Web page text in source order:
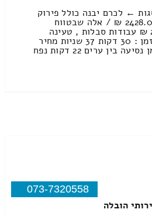
← לכרם יבנה כולל פירוק
והרכבה מחיר מחירון: 2428.09 ₪ / אלה שבטווח
המחירים 3000 – 2300 ₪ עבודות סבלות , טעינה
ופריקה : 1377.76 ₪ / זמן : 30 דקות 37 שניות מחיר
נסיעה 263.31 שקל / זמן נסיעה בין ערים 22 דקות נפח
073-7320558
הובלה